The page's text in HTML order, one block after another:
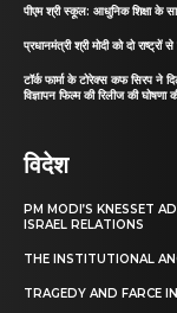
पीएम श्री स्कूल: आधुनिक शिक्षा के
प्रधानमंत्री श्री मोदी को दो
टॉर्क फार्मा के टोरेक्स कफ सिरप
विज्ञापन फिल्म की रिलीज की घोषणा
विदेश
PM MODI’S KNESSET
ISRAEL RELATIONS
THE INSTITUTIONAL
TRAGEDY AND FARCE